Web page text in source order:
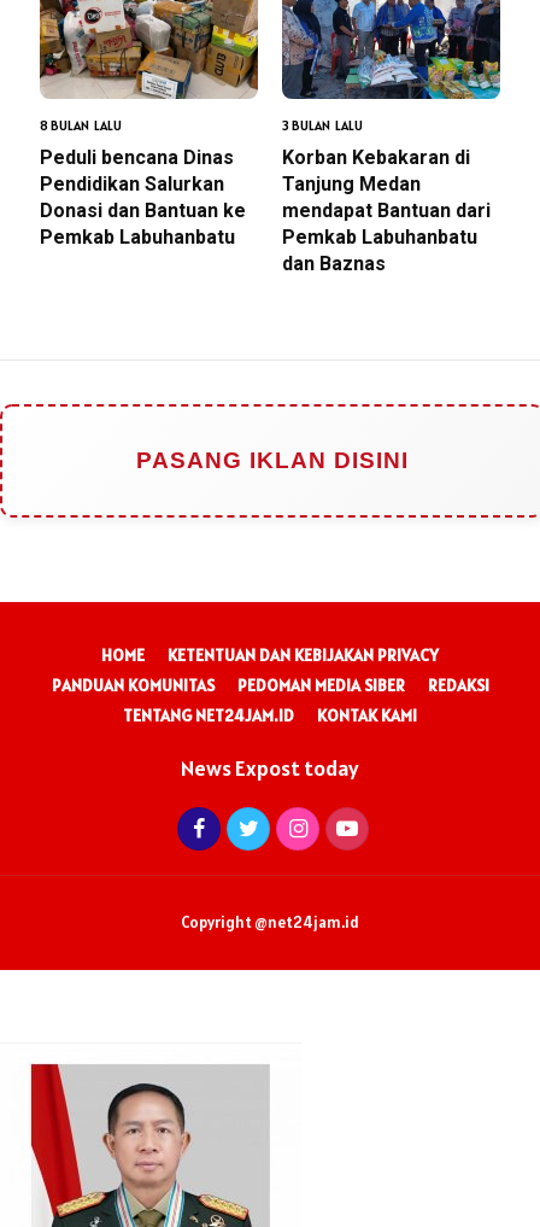
8 BULAN LALU
Peduli bencana Dinas
Pendidikan Salurkan
Donasi dan Bantuan ke
Pemkab Labuhanbatu
3 BULAN LALU
Korban Kebakaran di
Tanjung Medan
mendapat Bantuan dari
Pemkab Labuhanbatu
dan Baznas
PASANG IKLAN DISINI
HOME
KETENTUAN DAN KEBIJAKAN PRIVACY
PANDUAN KOMUNITAS
PEDOMAN MEDIA SIBER
REDAKSI
TENTANG NET24JAM.ID
KONTAK KAMI
News Expost today
Copyright @net24jam.id